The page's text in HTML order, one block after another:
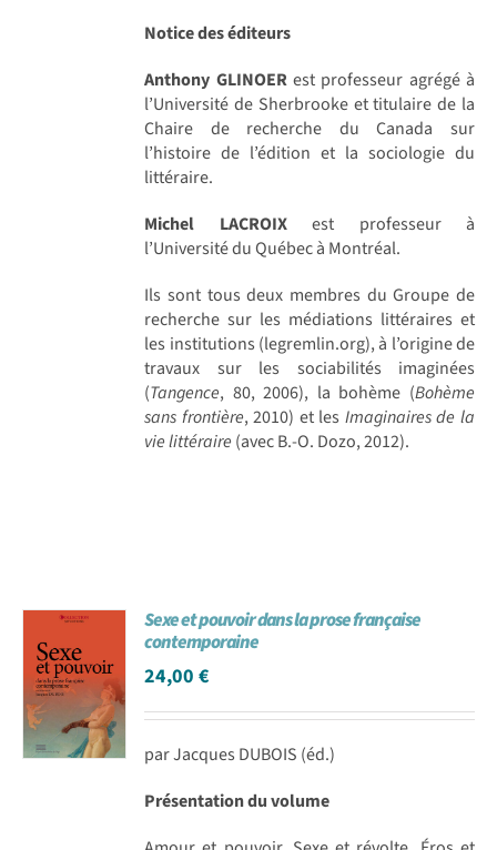
Notice des éditeurs
Anthony GLINOERest professeur agrégé à
l’Université de Sherbrooke et titulaire de la
Chaire de recherche du Canada sur
l’histoire de l’édition et la sociologie du
littéraire.
Michel LACROIXest professeur à
l’Université du Québec à Montréal.
Ils sont tous deux membres du Groupe de
recherche sur les médiations littéraires et
les institutions (legremlin.org), à l’origine de
travaux sur les sociabilités imaginées
(Tangence, 80, 2006), la bohème (Bohème
sans frontière, 2010) et les Imaginaires de la
vie littéraire (avec B.-O. Dozo, 2012).
Sexe et pouvoir dans la prose française
contemporaine
24,00€
par Jacques DUBOIS (éd.)
Présentation du volume